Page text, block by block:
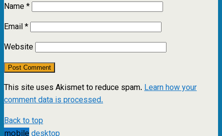
Name*
Email*
Website
This site uses Akismet to reduce spam. Learn how your
comment data is processed.
Back to top
mobile